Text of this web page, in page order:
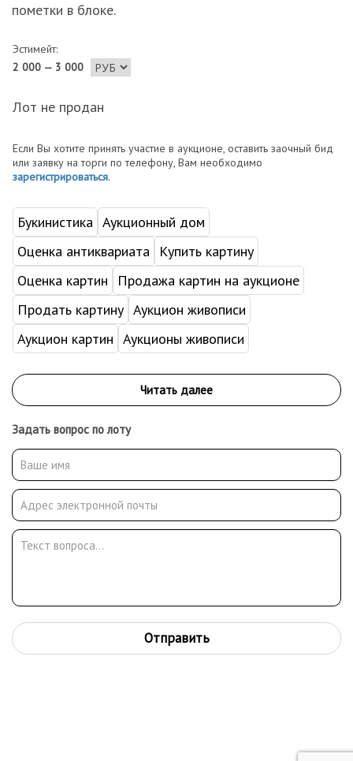
пометки в блоке.
Эстимейт:
2 000 — 3 000
Лот не продан
Если Вы хотите принять участие в аукционе, оставить заочный бид
или заявку на торги по телефону, Вам необходимо
зарегистрироваться.
Букинистика Аукционный дом
Оценка антиквариата
Купить картину
Оценка картин
Продажа картин на аукционе
Продать картину Аукцион живописи
Аукцион картин Аукционы живописи
Задать вопрос по лоту
Отправить